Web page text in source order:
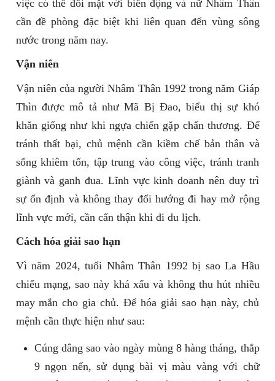
việc có thể đối mặt với biến động và nữ Nhâm Thân
cần đề phòng đặc biệt khi liên quan đến vùng sông
nước trong năm nay.
Vận niên
Vận niên của người Nhâm Thân 1992 trong năm Giáp
Thìn được mô tả như Mã Bị Đao, biểu thị sự khó
khăn giống như khi ngựa chiến gặp chấn thương. Để
tránh thất bại, chủ mệnh cần kiềm chế bản thân và
sống khiêm tốn, tập trung vào công việc, tránh tranh
giành và ganh đua. Lĩnh vực kinh doanh nên duy trì
sự ổn định và không thay đổi hướng đi hay mở rộng
lĩnh vực mới, cần cẩn thận khi đi du lịch.
Cách hóa giải sao hạn
Vì năm 2024, tuổi Nhâm Thân 1992 bị sao La Hầu
chiếu mạng, sao này khá xấu và không thu hút nhiều
may mắn cho gia chủ. Để hóa giải sao hạn này, chủ
mệnh cần thực hiện như sau:
Cúng dâng sao vào ngày mùng 8 hàng tháng, thắp
9 ngọn nến, sử dụng bài vị màu vàng với chữ